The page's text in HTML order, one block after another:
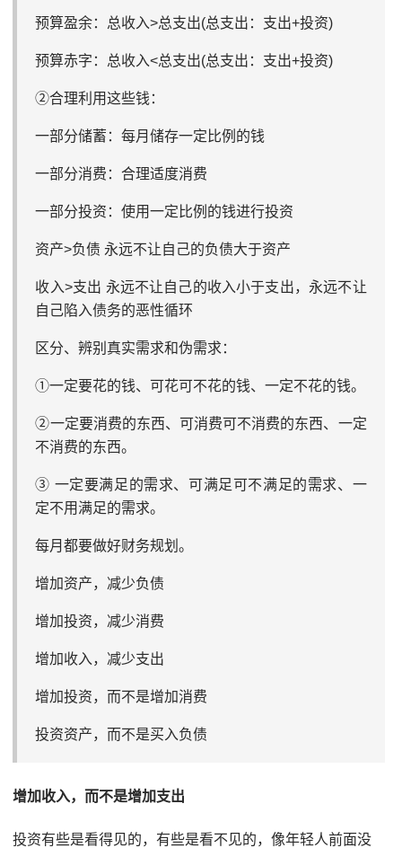
预算盈余：总收入>总支出(总支出：支出+投资)
预算赤字：总收入<总支出(总支出：支出+投资)
②合理利用这些钱：
一部分储蓄：每月储存一定比例的钱
一部分消费：合理适度消费
一部分投资：使用一定比例的钱进行投资
资产>负债 永远不让自己的负债大于资产
收入>支出 永远不让自己的收入小于支出，永远不让
自己陷入债务的恶性循环
区分、辨别真实需求和伪需求：
①一定要花的钱、可花可不花的钱、一定不花的钱。
②一定要消费的东西、可消费可不消费的东西、一定
不消费的东西。
③ 一定要满足的需求、可满足可不满足的需求、一
定不用满足的需求。
每月都要做好财务规划。
增加资产，减少负债
增加投资，减少消费
增加收入，减少支出
增加投资，而不是增加消费
投资资产，而不是买入负债
增加收入，而不是增加支出
投资有些是看得见的，有些是看不见的，像年轻人前面没